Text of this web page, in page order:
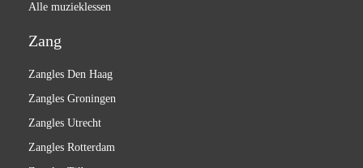
Alle muzieklessen
Zang
Zangles Den Haag
Zangles Groningen
Zangles Utrecht
Zangles Rotterdam